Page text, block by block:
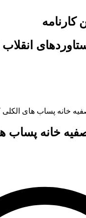
کارنامه
خانه پساب های
تصفیه خانه پساب